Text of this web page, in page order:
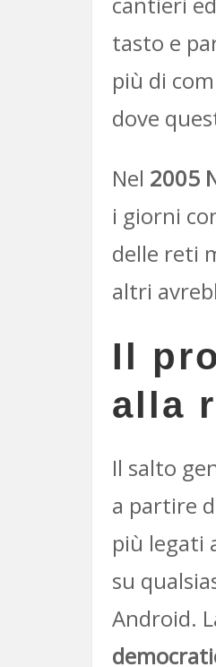
tasto e
più di
dove
Nel 2005
i giorni
delle reti
altri
Il
alla
Il salto
a partire
più legati
su
Android.